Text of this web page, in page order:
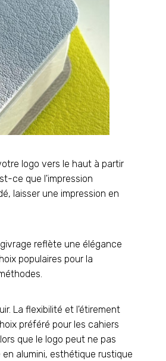
logo vers le haut à partir
ce que l'impression
laisser une impression en
reflète une élégance
populaires pour la
La flexibilité et l'étirement
préféré pour les cahiers
que le logo peut ne pas
alumini, esthétique rustique